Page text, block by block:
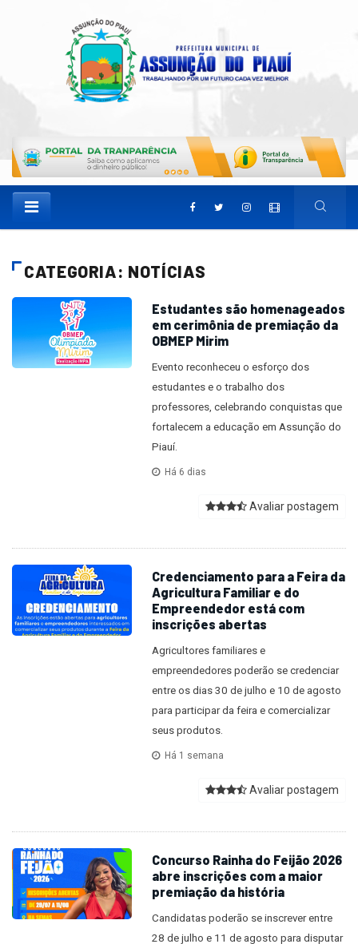
CATEGORIA: NOTÍCIAS
Estudantes são homenageados
em cerimônia de premiação da
OBMEP Mirim
Evento reconheceu o esforço dos
estudantes e o trabalho dos
professores, celebrando conquistas que
fortalecem a educação em Assunção do
Piauí.
Há 6 dias
Avaliar postagem
Credenciamento para a Feira da
Agricultura Familiar e do
Empreendedor está com
inscrições abertas
Agricultores familiares e
empreendedores poderão se credenciar
entre os dias 30 de julho e 10 de agosto
para participar da feira e comercializar
seus produtos.
Há 1 semana
Avaliar postagem
Concurso Rainha do Feijão 2026
abre inscrições com a maior
premiação da história
Candidatas poderão se inscrever entre
28 de julho e 11 de agosto para disputar